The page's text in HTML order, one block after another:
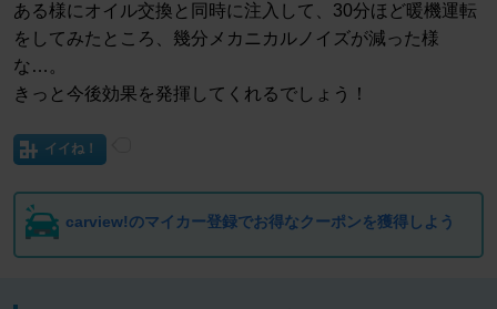
ある様にオイル交換と同時に注入して、30分ほど暖機運転
をしてみたところ、幾分メカニカルノイズが減った様
な…。
きっと今後効果を発揮してくれるでしょう！
イイね！
carview!のマイカー登録でお得なクーポンを獲得しよう